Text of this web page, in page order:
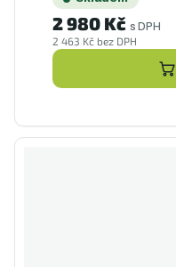
2 463 Kč bez DPH
2 980 Kč s DPH